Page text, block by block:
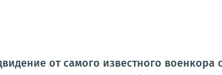
от самого известного